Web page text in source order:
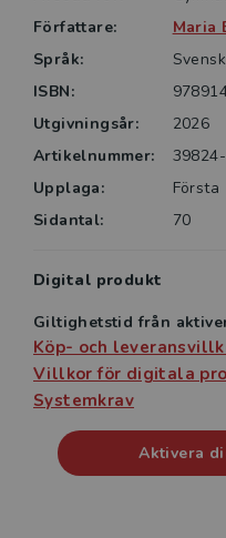
Konsten att arbeta
både en tryckt bok och
interaktiv, inläst version
att söka, stryka under
sparas automatiskt och
Författare:
Maria
Språk:
ISBN:
Utgivningsår:
2026
Artikelnummer:
Upplaga:
Första
Sidantal:
70
Digital produkt
Giltighetstid från
Köp- och
Villkor för digitala
Systemkrav
Aktivera